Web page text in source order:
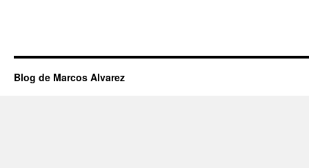
Blog de Marcos Alvarez